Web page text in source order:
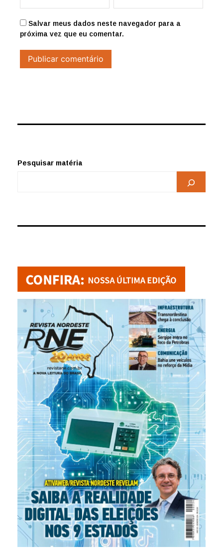
Salvar meus dados neste navegador para a
próxima vez que eu comentar.
Pesquisar matéria